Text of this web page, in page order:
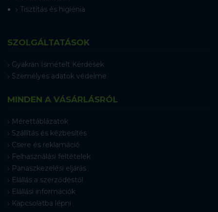
Tisztítás és higiénia
SZOLGÁLTATÁSOK
Gyakran Ismételt Kérdések
Személyes adatok védelme
MINDEN A VÁSÁRLÁSRÓL
Mérettáblázatok
Szállítás és kézbesítés
Csere és reklamáció
Felhasználási feltételek
Panaszkezelési eljárás
Elállás a szerződéstől
Elállási információk
Kapcsolatba lépni